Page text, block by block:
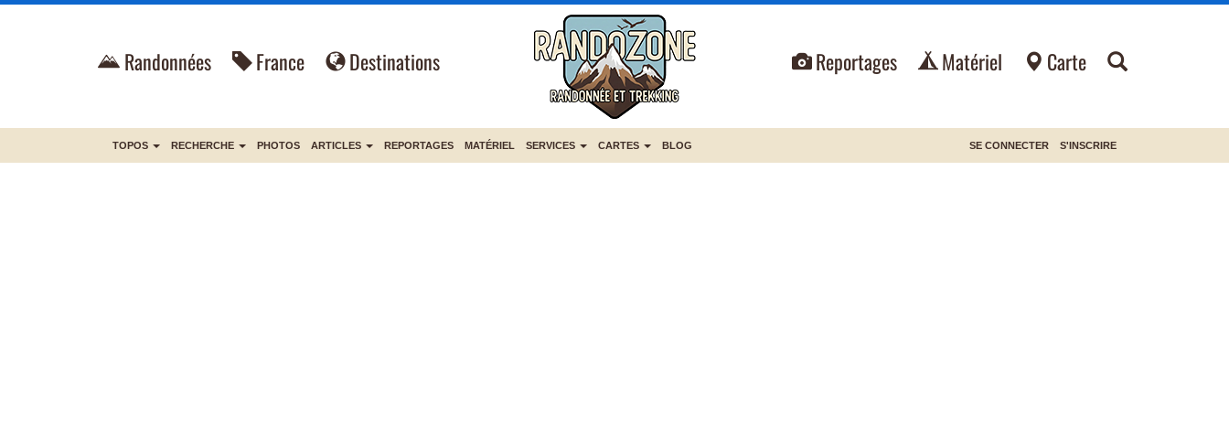
Randonnées France Destinations Reportages Matériel Carte
TOPOS RECHERCHE PHOTOS ARTICLES REPORTAGES MATÉRIEL SERVICES CARTES BLOG SE CONNECTER S'INSCRIRE